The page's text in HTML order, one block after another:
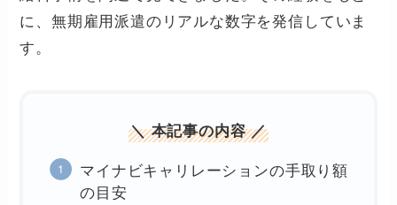
に、無期雇用派遣のリアルな数字を発信していま
す。
＼ 本記事の内容 ／
マイナビキャリレーションの手取り額
の目安